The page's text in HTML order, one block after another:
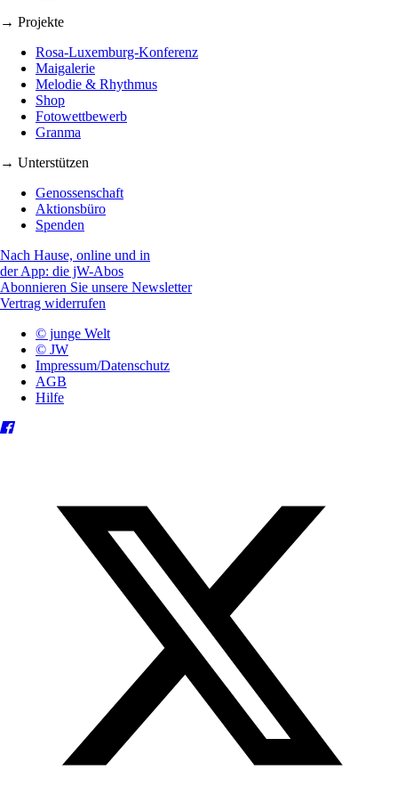
→ Projekte
Rosa-Luxemburg-Konferenz
Maigalerie
Melodie & Rhythmus
Shop
Fotowettbewerb
Granma
→ Unterstützen
Genossenschaft
Aktionsbüro
Spenden
Nach Hause, online und in
der App: die jW-Abos
Abonnieren Sie unsere Newsletter
Vertrag widerrufen
© junge Welt
© JW
Impressum/Datenschutz
AGB
Hilfe